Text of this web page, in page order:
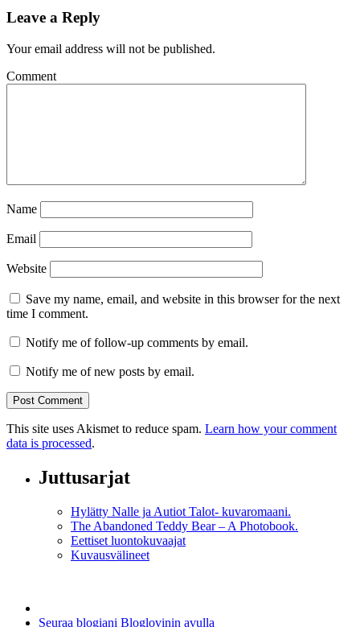
Leave a Reply
Your email address will not be published.
Comment
Name
Email
Website
Save my name, email, and website in this browser for the next
time I comment.
Notify me of follow-up comments by email.
Notify me of new posts by email.
This site uses Akismet to reduce spam. Learn how your comment
data is processed.
Juttusarjat
Hylätty Nalle ja Autiot Talot- kuvaromaani.
The Abandoned Teddy Bear – A Photobook.
Eettiset luontokuvaajat
Kuvausvälineet
Seuraa blogiani Bloglovinin avulla